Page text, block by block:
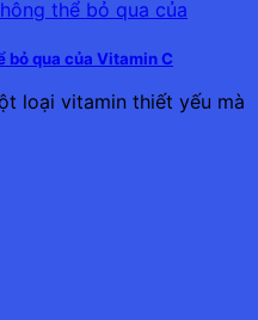
bỏ qua của Vitamin C
loại vitamin thiết yếu mà